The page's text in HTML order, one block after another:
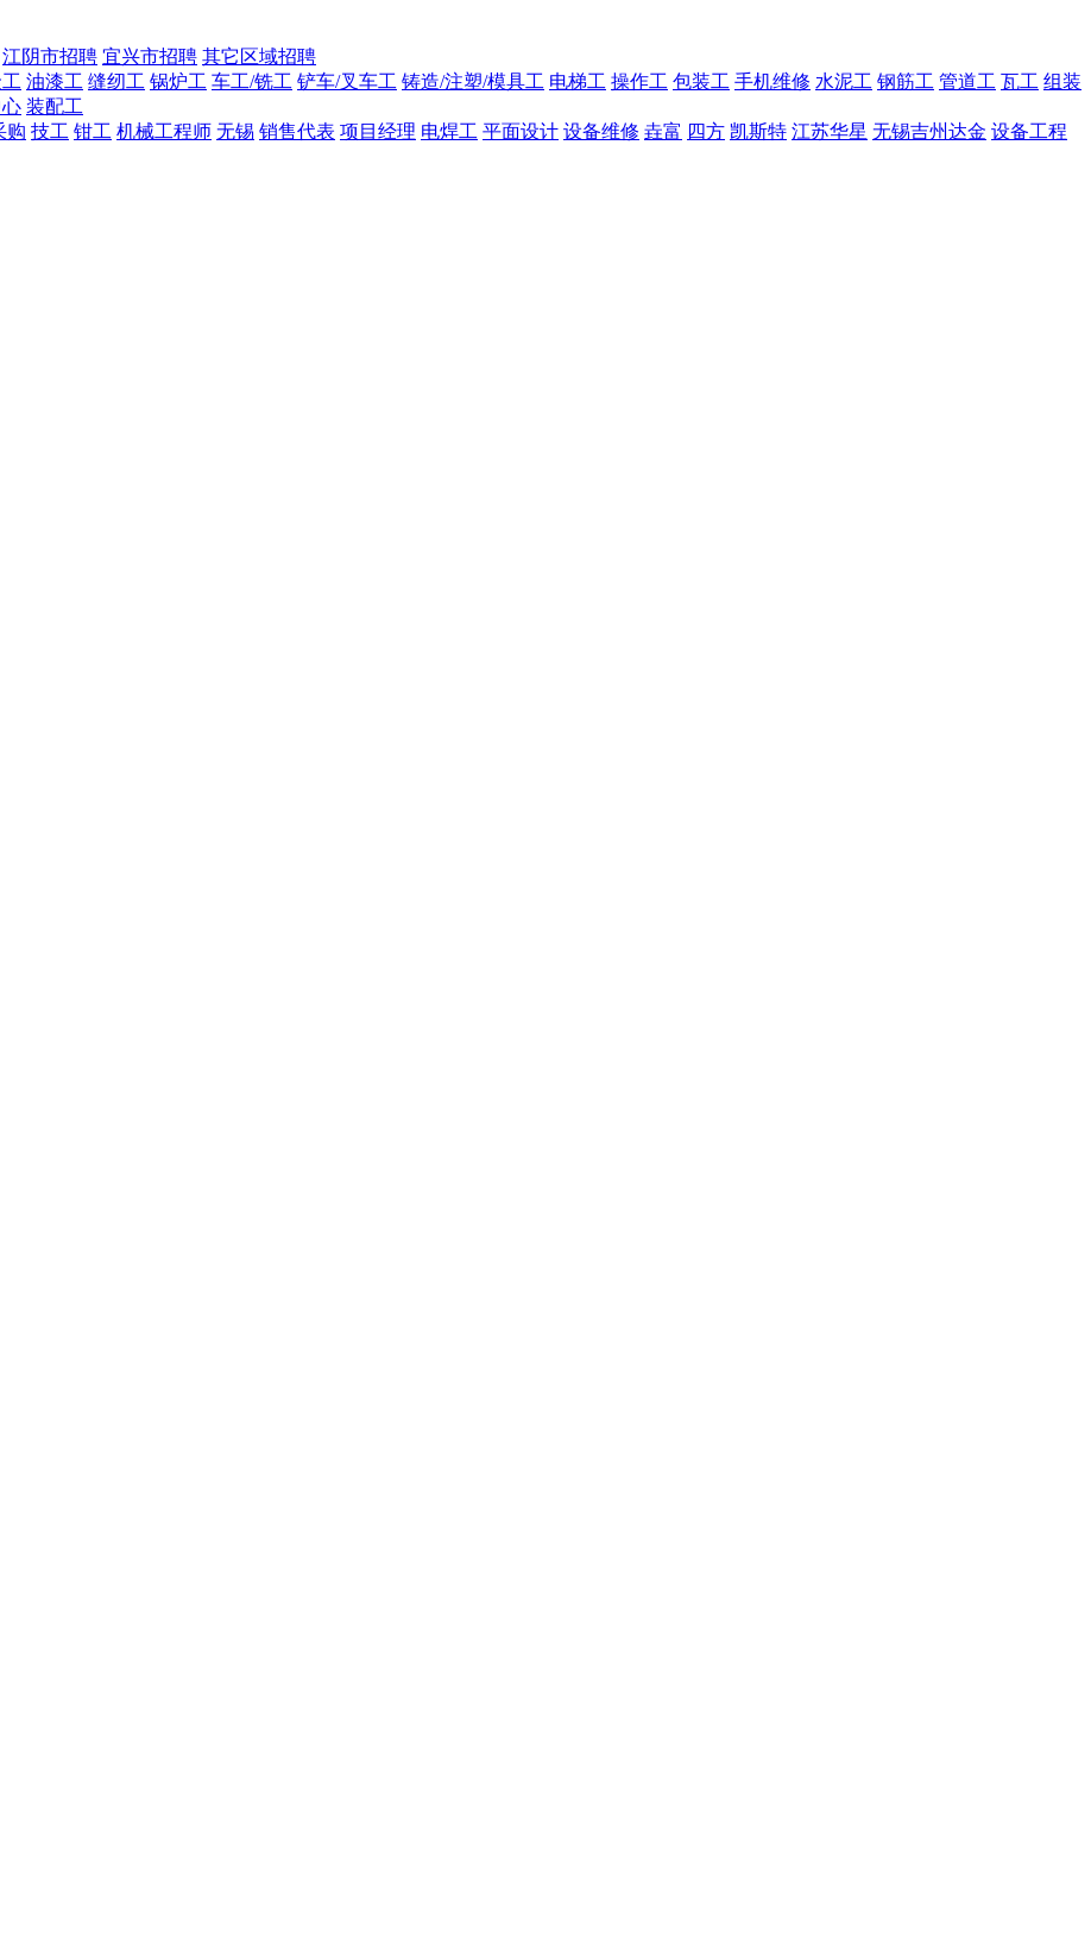
江阴市招聘 宜兴市招聘 其它区域招聘
油漆工 缝纫工 锅炉工 车工/铣工 铲车/叉车工 铸造/注塑/模具工 电梯工 操作工 包装工 手机维修 水泥工 钢筋工 管道工 瓦工 组装
装配工
购 技工 钳工 机械工程师 无锡 销售代表 项目经理 电焊工 平面设计 设备维修 垚富 四方 凯斯特 江苏华星 无锡吉州达金 设备工程